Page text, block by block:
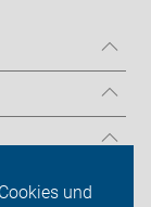
und